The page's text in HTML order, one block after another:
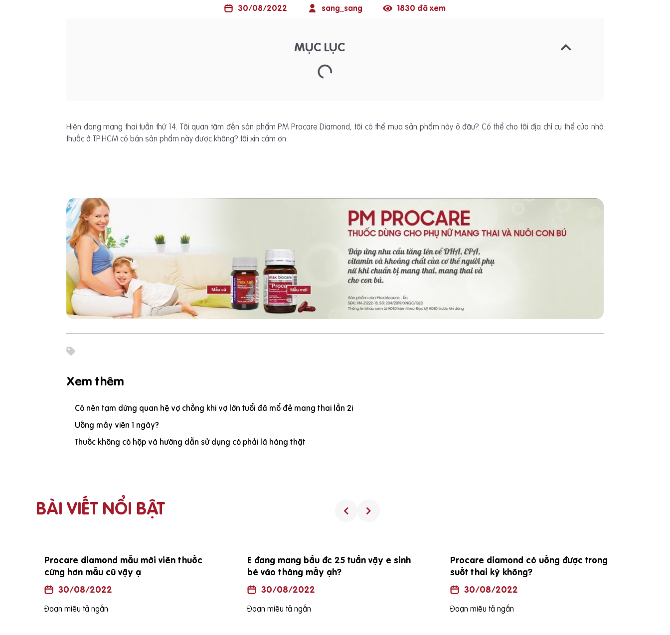
30/08/2022 sang_sang 1830 đã xem
MỤC LỤC
Hiện đang mang thai tuần thứ 14. Tôi quan tâm đến sản phẩm PM Procare Diamond, tôi có thể mua sản phẩm này ở đâu? Có thể cho tôi địa chỉ cụ thể của nhà
thuốc ở TP.HCM có bán sản phẩm này được không? tôi xin cám ơn.
Xem thêm
Có nên tạm dừng quan hệ vợ chồng khi vợ lớn tuổi đã mổ đẻ mang thai lần 2i
Uống mấy viên 1 ngày?
Thuốc không có hộp và hướng dẫn sử dụng có phải là hàng thật
BÀI VIẾT NỔI BẬT
E đang mang bầu đc 25 tuần vậy e sinh
bé vào tháng mấy ạh?
30/08/2022
Đoạn miêu tả ngắn
Procare diamond có uống được trong
suốt thai kỳ không?
30/08/2022
Đoạn miêu tả ngắn
đặc điểm viên thuốc procare diamond
30/08/2022
Đoạn miêu tả ngắn